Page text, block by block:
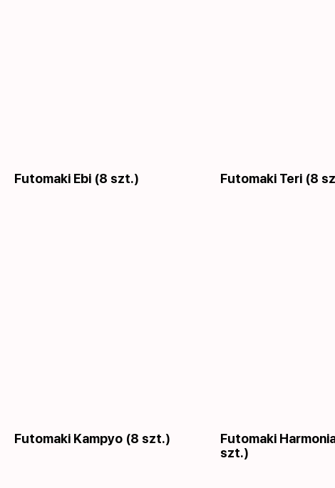
Futomaki Ebi (8 szt.) Futomaki Teri (8
Futomaki Kampyo (8 szt.)
Futomaki
szt.)